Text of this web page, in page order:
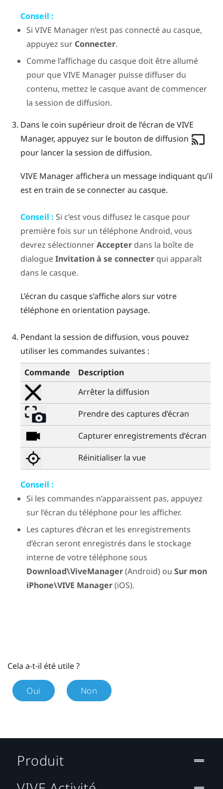
Conseil :
SiVIVE Manager n’est pas connecté au casque,
appuyez sur Connecter.
Comme l’affichage du casque doit être allumé
pour queVIVE Manager puisse diffuser du
contenu, mettez le casque avant de commencer
la session de diffusion.
Dans le coin supérieur droit de l’écran deVIVE
Manager, appuyez sur le bouton de diffusion
pour lancer la session de diffusion.
VIVE Manageraffichera un message indiquant qu’il
est en train de se connecter au casque.
Conseil : Si c’est vous diffusez le casque pour
première fois sur un téléphoneAndroid, vous
devrez sélectionnerAccepterdans la boîte de
dialogueInvitation à se connecterqui apparaît
dans le casque.
L’écran du casque s’affiche alors sur votre
téléphone en orientation paysage.
Pendant la session de diffusion, vous pouvez
utiliser les commandes suivantes :
Commande
Description
Arrêter la diffusion
Prendre des captures d’écran
Capturer enregistrements d’écran
Réinitialiser la vue
Conseil :
Si les commandes n’apparaissent pas, appuyez
sur l’écran du téléphone pour les afficher.
Les captures d’écran et les enregistrements
d’écran seront enregistrés dans le stockage
interne de votre téléphone sous
Download\ViveManager(Android) ouSur mon
iPhone\VIVE Manager(iOS).
Cela a-t-il été utile ?
Oui Non
Produit